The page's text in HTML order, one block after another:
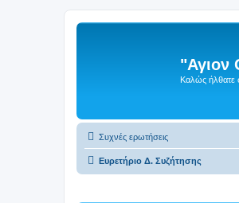
"Αγιον
Καλώς ήλθατε
Συχνές ερωτήσεις
Ευρετήριο Δ. Συζήτησης